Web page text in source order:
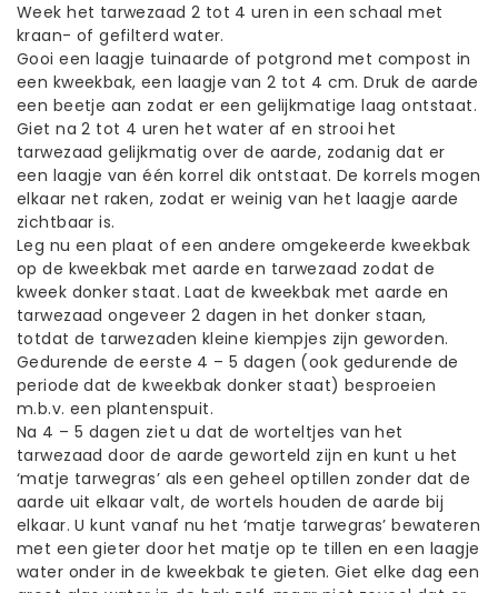
Week het tarwezaad 2 tot 4 uren in een schaal met
kraan- of gefilterd water.
Gooi een laagje tuinaarde of potgrond met compost in
een kweekbak, een laagje van 2 tot 4 cm. Druk de aarde
een beetje aan zodat er een gelijkmatige laag ontstaat.
Giet na 2 tot 4 uren het water af en strooi het
tarwezaad gelijkmatig over de aarde, zodanig dat er
een laagje van één korrel dik ontstaat. De korrels mogen
elkaar net raken, zodat er weinig van het laagje aarde
zichtbaar is.
Leg nu een plaat of een andere omgekeerde kweekbak
op de kweekbak met aarde en tarwezaad zodat de
kweek donker staat. Laat de kweekbak met aarde en
tarwezaad ongeveer 2 dagen in het donker staan,
totdat de tarwezaden kleine kiempjes zijn geworden.
Gedurende de eerste 4 – 5 dagen (ook gedurende de
periode dat de kweekbak donker staat) besproeien
m.b.v. een plantenspuit.
Na 4 – 5 dagen ziet u dat de worteltjes van het
tarwezaad door de aarde geworteld zijn en kunt u het
‘matje tarwegras’ als een geheel optillen zonder dat de
aarde uit elkaar valt, de wortels houden de aarde bij
elkaar. U kunt vanaf nu het ‘matje tarwegras’ bewateren
met een gieter door het matje op te tillen en een laagje
water onder in de kweekbak te gieten. Giet elke dag een